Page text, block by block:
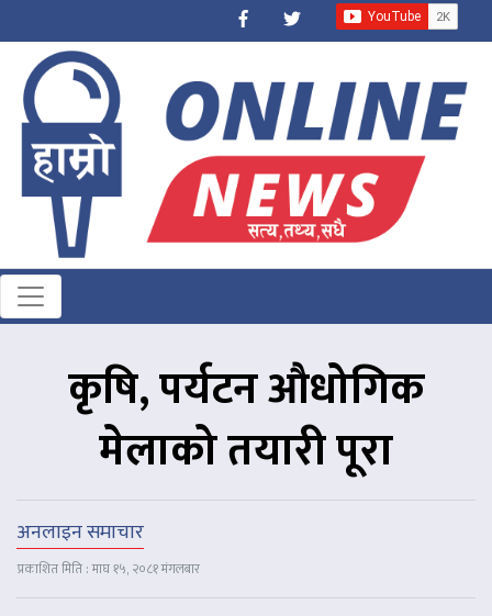
कृषि, पर्यटन औधोगिक
मेलाको तयारी पूरा
अनलाइन समाचार
प्रकाशित मिति : माघ १५, २०८१ मंगलबार